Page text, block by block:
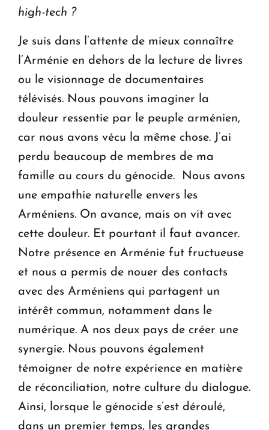
high-tech ?
Je suis dans l’attente de mieux connaître
l’Arménie en dehors de la lecture de livres
ou le visionnage de documentaires
télévisés. Nous pouvons imaginer la
douleur ressentie par le peuple arménien,
car nous avons vécu la même chose. J’ai
perdu beaucoup de membres de ma
famille au cours du génocide. Nous avons
une empathie naturelle envers les
Arméniens. On avance, mais on vit avec
cette douleur. Et pourtant il faut avancer.
Notre présence en Arménie fut fructueuse
et nous a permis de nouer des contacts
avec des Arméniens qui partagent un
intérêt commun, notamment dans le
numérique. A nos deux pays de créer une
synergie. Nous pouvons également
témoigner de notre expérience en matière
de réconciliation, notre culture du dialogue.
Ainsi, lorsque le génocide s’est déroulé,
dans un premier temps, les grandes